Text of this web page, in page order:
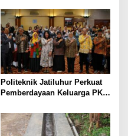
Politeknik Jatiluhur Perkuat
Pemberdayaan Keluarga PKH